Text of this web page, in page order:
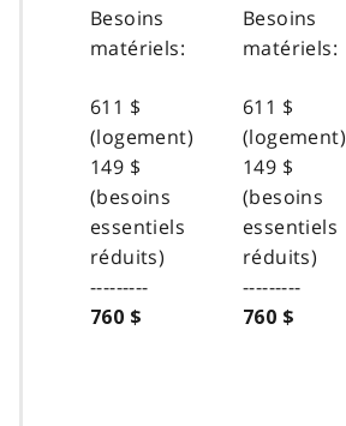
Besoins
matériels:
611 $
(logement)
149 $
(besoins
essentiels
réduits)
---------
760 $
Besoins
matériels:
611 $
(logement)
149 $
(besoins
essentiels
réduits)
---------
760 $